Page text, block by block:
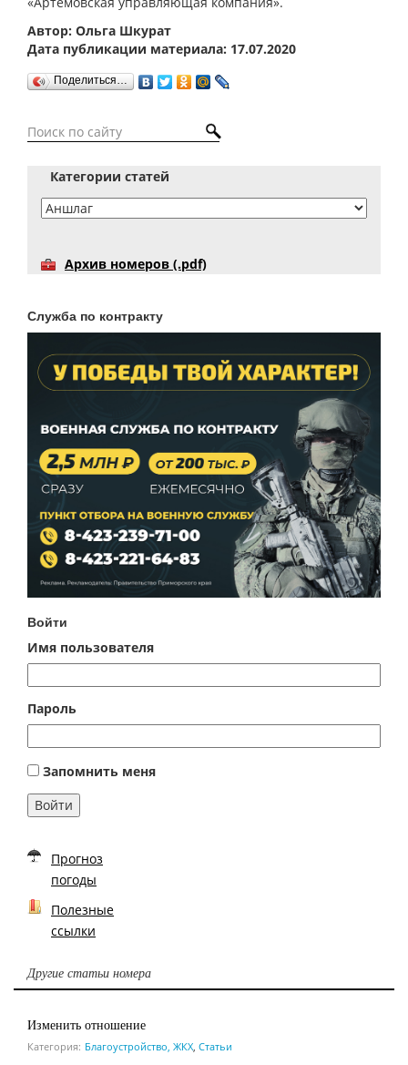
Автор: Ольга Шкурат
Дата публикации материала: 17.07.2020
Поделиться…
Категории статей
Архив номеров (.pdf)
Служба по контракту
Войти
Имя пользователя
Пароль
Запомнить меня
Войти
Прогноз
погоды
Полезные
ссылки
Другие статьи номера
Изменить отношение
Категория: Благоустройство, ЖКХ Статьи